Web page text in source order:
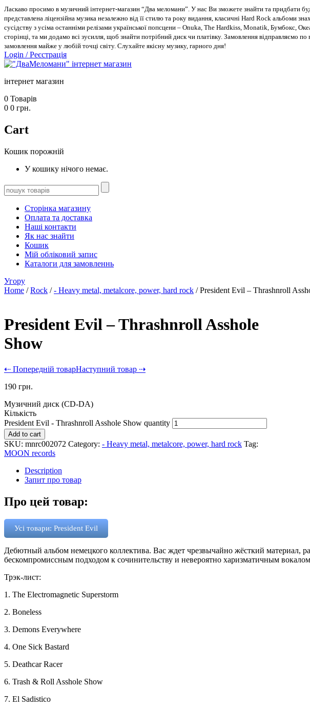
Ласкаво просимо в музичний інтернет-магазин “Два меломани”. У нас Ви зможете знайти та придбати
представлена ліцензійна музика незалежно від її стилю та року видання, класичні Hard Rock альбоми
сусідству з усіма останніми релізами української попсцени – Onuka, The Hardkiss, Monatik, Бумбокс,
сторінці, та ми додамо всі зусилля, щоб знайти потрібний диск чи платівку. Замовлення відправляємо
замовлення майже у любій точці світу. Слухайте якісну музику, гарного дня!
Login /Реєстрація
інтернет магазин
0 Товарів
0 0 грн.
Cart
Кошик порожній
У кошику нічого немає.
Сторінка магазину
Оплата та доставка
Наші контакти
Як нас знайти
Кошик
Мій обліковий запис
Каталоги для замовленнь
Угору
Home /Rock /- Heavy metal, metalcore, power, hard rock / President Evil – Thrashnroll
President Evil – Thrashnroll Asshole
Show
⇠ Попередній товарНаступний товар ⇢
190 грн.
Музичний диск (CD-DA)
Кількість
President Evil - Thrashnroll Asshole Show quantity
Add to cart
SKU: mnrc002072 Category: - Heavy metal, metalcore, power, hard rock Tag:
MOON records
Description
Запит про товар
Про цей товар:
Усі товари: President Evil
Дебютный альбом немецкого коллектива. Вас ждет чрезвычайно жёсткий
бескомпромиссным подходом к сочинительству и невероятно харизматичным
Трэк-лист:
1. The Electromagnetic Superstorm
2. Boneless
3. Demons Everywhere
4. One Sick Bastard
5. Deathcar Racer
6. Trash & Roll Asshole Show
7. El Sadistico